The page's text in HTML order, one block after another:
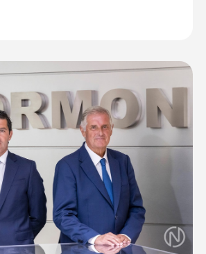
evalúa a las empresas no solo
social y medioambiental. Normon,
con planta de fabricación en
en I+D+i, ha sido el único de
alcanzar esta clasificación por
[…]